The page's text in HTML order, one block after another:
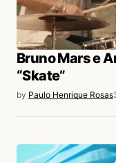
Bruno Mars e
“Skate”
by Paulo Henrique Rosas